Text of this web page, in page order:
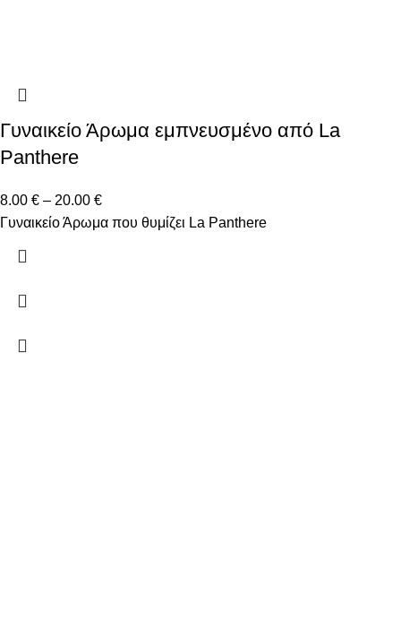
Γυναικείο Άρωμα εμπνευσμένο από La
Panthere
8.00 € – 20.00 €
Γυναικείο Άρωμα που θυμίζει La Panthere